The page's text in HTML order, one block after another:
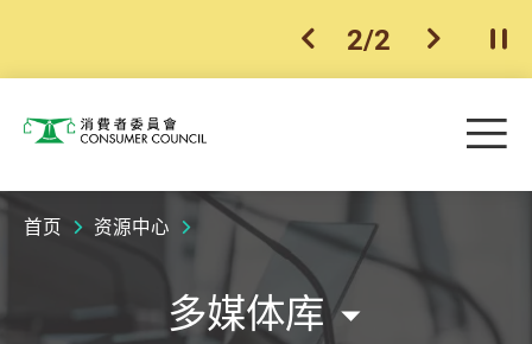
上一个
2/2 下一个开
消费者委员会 目
首页 资源中心
多媒体库